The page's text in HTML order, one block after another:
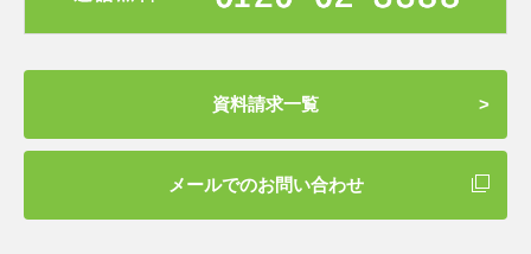
資料請求一覧
メールでのお問い合わせ